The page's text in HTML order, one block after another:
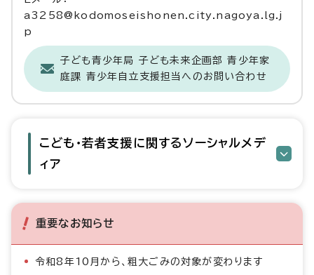
a3258@kodomoseishonen.city.nagoya.lg.j
p
子ども青少年局 子ども未来企画部 青少年家
庭課 青少年自立支援担当へのお問い合わせ
こども・若者支援に関するソーシャルメデ
ィア
重要なお知らせ
令和8年10月から、粗大ごみの対象が変わります